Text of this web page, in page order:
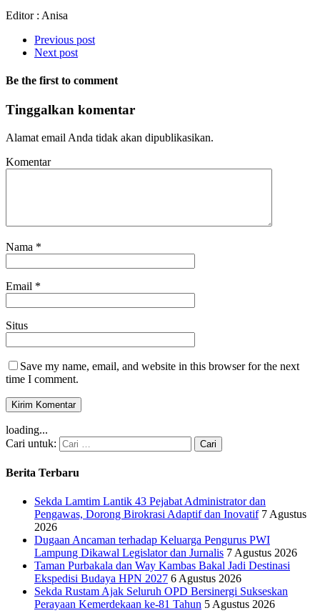
Editor : Anisa
Previous post
Next post
Be the first to comment
Tinggalkan komentar
Alamat email Anda tidak akan dipublikasikan.
Komentar
Nama *
Email *
Situs
Save my name, email, and website in this browser for the next
time I comment.
loading...
Cari untuk:
Berita Terbaru
Sekda Lamtim Lantik 43 Pejabat Administrator dan
Pengawas, Dorong Birokrasi Adaptif dan Inovatif 7 Agustus
2026
Dugaan Ancaman terhadap Keluarga Pengurus PWI
Lampung Dikawal Legislator dan Jurnalis 7 Agustus 2026
Taman Purbakala dan Way Kambas Bakal Jadi Destinasi
Ekspedisi Budaya HPN 2027 6 Agustus 2026
Sekda Rustam Ajak Seluruh OPD Bersinergi Sukseskan
Perayaan Kemerdekaan ke-81 Tahun 5 Agustus 2026